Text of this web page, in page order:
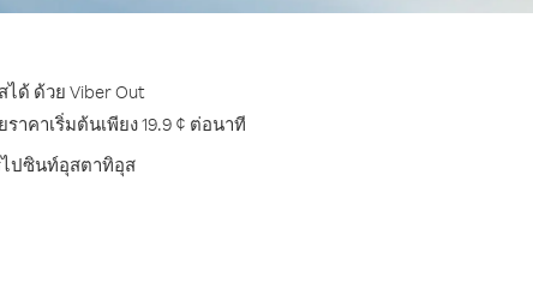
ด้ ด้วย Viber Out
คาเริ่มต้นเพียง 19.9 ¢ ต่อนาที
ไปซินท์อุสตาทิอุส